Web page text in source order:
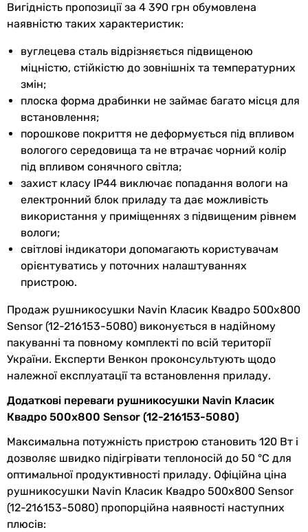
драбинка
драбинка
драбинка
Особливості моделі
дисплей, індикатор температури
з гачками для рушників
з гачками для рушників
з поличкою
з поличкою, можливий прихований монтаж
Кількість секцій
9 шт
7 шт
7 шт
8 шт
8 шт
Профіль труби
кругла, квадратна
прямокутна
прямокутна
кругла
кругла
Розташування рушникосушки
вертикальне
вертикальне
вертикальне
вертикальне
Монтаж
настінний
настінний
настінний
рушникосушка - 1шт.
Колекції Класик Квадро
Фізичні характеристики
Висота 800 мм
Ширина 500 мм
Міжосьова
відстань
470 мм
Вага 5.89 кг
Габарити в упаковці
Ширина в
упаковці
540 мм
Висота в
упаковці
810 мм
Глибина в
упаковці
60 мм
Вага в упаковці 5.89 кг
Вигідність пропозиції за 4 390 грн обумовлена ​​
наявністю таких характеристик:
вуглецева сталь відрізняється підвищеною
міцністю, стійкістю до зовнішніх та температурних
змін;
плоска форма драбинки не займає багато місця для
встановлення;
порошкове покриття не деформується під впливом
вологого середовища та не втрачає чорний колір
під впливом сонячного світла;
захист класу IP44 виключає попадання вологи на
електронний блок приладу та дає можливість
використання у приміщеннях з підвищеним рівнем
вологи;
світлові індикатори допомагають користувачам
орієнтуватись у поточних налаштуваннях
пристрою.
Продаж рушникосушки Navin Класик Квадро 500х800
Sensor (12-216153-5080) виконується в надійному
пакуванні та повному комплекті по всій території
України. Експерти Венкон проконсультують щодо
належної експлуатації та встановлення приладу.
Додаткові переваги рушникосушки Navin Класик
Квадро 500х800 Sensor (12-216153-5080)
Максимальна потужність пристрою становить 120 Вт і
дозволяє швидко підігрівати теплоносій до 50 °C для
оптимальної продуктивності приладу. Офіційна ціна
рушникосушки Navin Класик Квадро 500х800 Sensor
(12-216153-5080) пропорційна наявності наступних
плюсів: